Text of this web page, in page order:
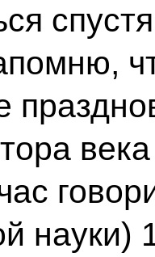
науки)